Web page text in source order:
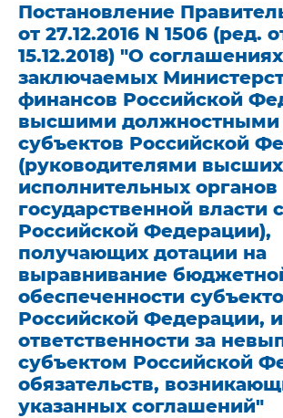
Постановление
от 27.12.2016 N 1506 (ред.
15.12.2018) "О
заключаемых
финансов Российской
высшими должностными
субъектов Российской
(руководителями высших
исполнительных органов
государственной власти
Российской Федерации),
получающих дотации на
выравнивание
обеспеченности
Российской Федерации,
ответственности за
субъектом Российской
обязательств,
указанных соглашений"